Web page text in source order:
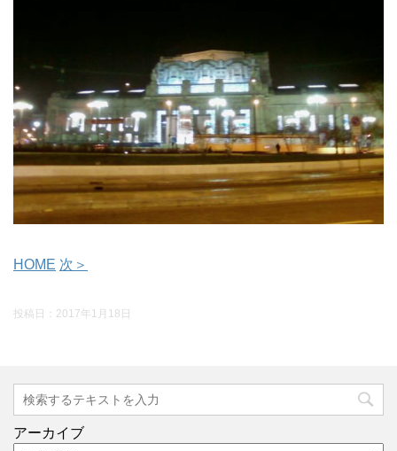
HOME 次＞
投稿日： 2017年1月18日
アーカイブ